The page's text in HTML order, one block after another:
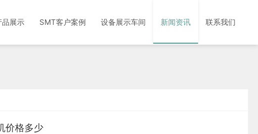
品展示 SMT客户案例 设备展示车间 新闻资讯 联系我们
价格多少